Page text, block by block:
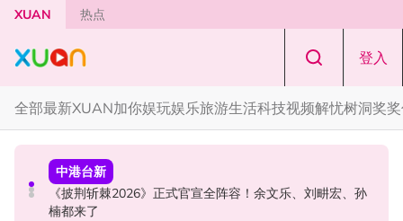
Skip to main content
XUAN 热点
登入
全部最新XUAN加你娱玩娱乐旅游生活科技视频解忧树洞奖
中港台新
《披荆斩棘2026》正式官宣全阵容！余文乐、刘畊宏、孙
楠都来了
中港台新
陈土豆玩梗《下一站幸福》！同框阿信、吴建豪上演“光晞
不能捐”桥段
演唱会
范玮琪云顶开唱哽咽了！感性告白大马粉丝：我想继续唱
下去